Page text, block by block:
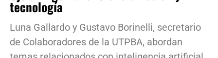
tecnología
Luna Gallardo y Gustavo Borinelli, secretario
de Colaboradores de la UTPBA, abordan